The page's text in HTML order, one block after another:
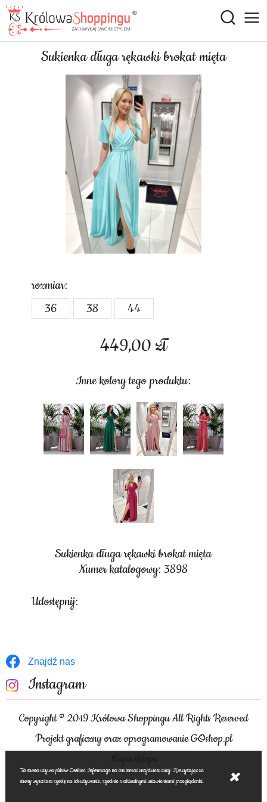
Sukienka długa rękawki brokat mięta
449,00 zł
Inne kolory tego produktu:
rozmiar:
36
38 44
Sukienka długa rękawki brokat mięta
Numer katalogowy: 3898
Udostępnij:
Znajdź nas
Instagram
Copyright © 2019 Królowa Shoppingu All Rights Reserved
Projekt graficzny oraz oprogramowanie GOshop.pl
Ta strona używa plików Cookies. Informacje na ten temat znajdziesz tutaj. Korzystając ze
strony wyrażasz zgodę na ich używanie, zgodnie z aktualnymi ustawieniami przeglądarki.